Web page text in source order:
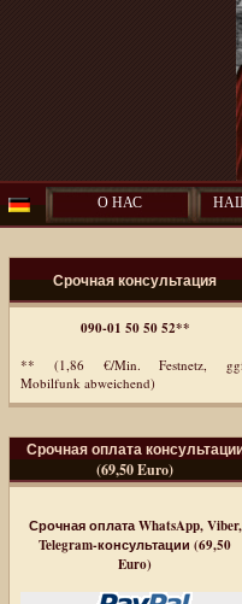
О НАС
Срочная консультация
090-01 50 50 52**
** (1,86 €/Min. Festnetz,
Mobilfunk abweichend)
Срочная оплата
(69,50 Euro)
Срочная оплата WhatsApp, Viber,
Telegram-консультации (69,50
Euro)
иммиграция.